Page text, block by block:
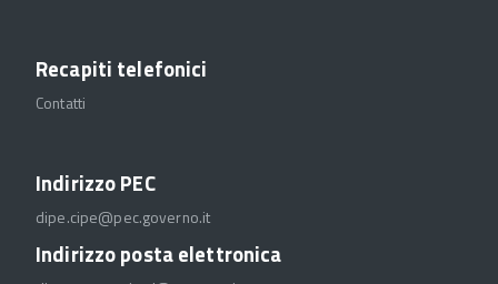
Recapiti telefonici
Contatti
Indirizzo PEC
dipe.cipe@pec.governo.it
Indirizzo posta elettronica